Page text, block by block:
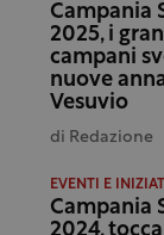
Campania
2025, i
campani
nuove
Vesuvio
di Redazione
EVENTI E
Campania